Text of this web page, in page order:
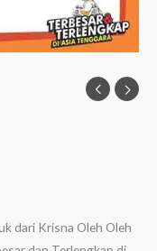
dari Krisna Oleh Oleh